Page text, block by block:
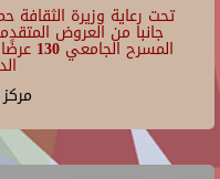
تحت رعاية وزيرة
جانبا من العروض